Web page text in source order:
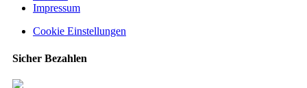
Impressum
Cookie Einstellungen
Sicher Bezahlen